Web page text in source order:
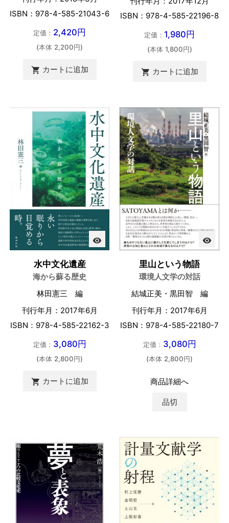
ISBN：978-4-585-21043-6
定価： 2,420円
(本体 2,200円)
 カートに追加
ISBN：978-4-585-22196-8
定価： 1,980円
(本体 1,800円)
 カートに追加
visibility
水中文化遺産
海から蘇る歴史
林田憲三 編
刊行年月：2017年6月
ISBN：978-4-585-22162-3
定価： 3,080円
(本体 2,800円)
 カートに追加
visibility
里山という物語
環境人文学の対話
結城正美・黒田智 編
刊行年月：2017年6月
ISBN：978-4-585-22180-7
定価： 3,080円
(本体 2,800円)
商品詳細へ
品切